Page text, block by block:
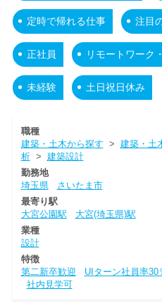
定時で帰れる仕事 注目
正社員 リモートワーク
未経験 土日祝日休み
職種
建築・土木から探す > 建築・土
析> 建築設計
勤務地
埼玉県
さいたま市
最寄り駅
大宮公園駅
大宮(埼玉県)駅
業種
設計
特徴
第二新卒歓迎
UIターン社員率30
社内見学可